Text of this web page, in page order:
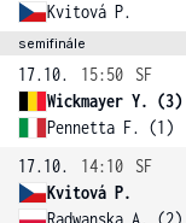
Kvitová P.
semifinále
17.10. 15:50
SF
Wickmayer Y. (3)
Pennetta F. (1)
17.10.
14:10
SF
Kvitová P.
Radwanska A. (2)